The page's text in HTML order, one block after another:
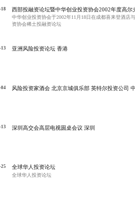
18 西部投融资论坛暨中华创业投资协会2002年度高尔
中华创业投资协会于2002年11月18日在成都喜来登酒
资协会稀土投融资论坛
13 亚洲风险投资论坛 香港
04 风险投资家酒会 北京京城俱乐部 英特尔投资公司
13 深圳高交会高层电视圆桌会议 深圳
25 全球华人投资论坛
全球华人投资论坛